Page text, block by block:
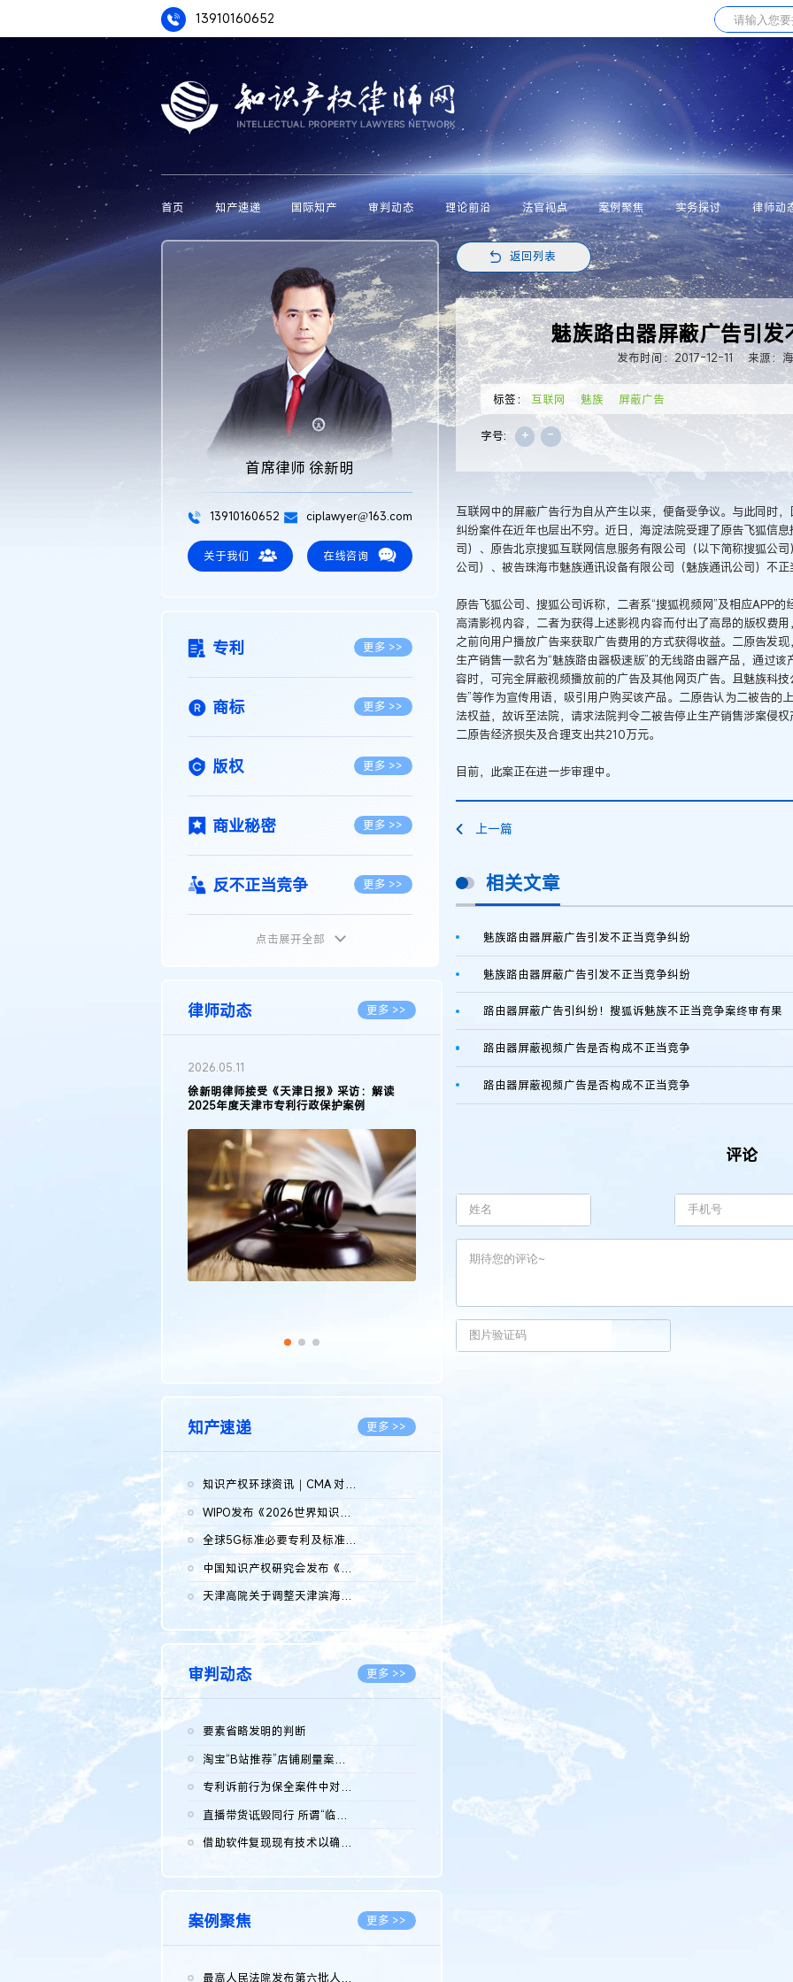
13910160652
首页 知产速递 国际知产 审判动态 理论前沿 法官视点 案例聚焦 实务探讨 律师动
首席律师 徐新明
13910160652 ciplawyer@163.com
关于我们 在线咨询
专利 更多 >>
商标 更多 >>
版权 更多 >>
商业秘密 更多 >>
反不正当竞争 更多 >>
植物新品种
地理标志 更多 >>
集成电路布图设计
传统文化 更多 >>
点击展开全部
律师动态 更多 >>
2026.05.11
徐新明律师接受《天津日报》采访：解读
2025年度天津市专利行政保护案例
2026.03.09
著名知识产权律师徐新明接受《中国经营
报》采访：技术革新下知识产权保护面临新
2026.02.10
技有限公司技术
知产速递 更多 >>
知识产权环球资讯｜CMA 对微软发起调查；批量搬运二手平台数据构...
WIPO发布《2026世界知识产权报告》 含报告全文
全球5G标准必要专利及标准提案研究报告（2026年）全文发布
中国知识产权研究会发布《2025年度中国企业海外知识产权纠纷调查...
2026.08.07
天津高院关于调整天津滨海高新技术产业开发区华苑科技园一审普通...
2026.08.07
审判动态 更多 >>
要素省略发明的判断
淘宝“B站推荐”店铺刷量案维持原判，两被告连带赔偿150万元
专利诉前行为保全案件中对仿制药申请人曾作出三类声明的考量及违...
直播带货诋毁同行 所谓“临场发挥”不免责
借助软件复现现有技术以确认相关参数特征是否被公开
案例聚焦 更多 >>
最高人民法院发布第六批人民法院种业知识产权司法保护典型案例 含...
返回列表
魅族路由器屏蔽广告引
发布时间：2017-12-11 来源：
标签： 互联网 魅族 屏蔽广告
字号: + -
互联网中的屏蔽广告行为自从产生以来，便备受争议。与此同时
纠纷案件在近年也层出不穷。近日，海淀法院受理了原告飞狐信
司）、原告北京搜狐互联网信息服务有限公司（以下简称搜狐公
公司）、被告珠海市魅族通讯设备有限公司（魅族通讯公司）不
原告飞狐公司、搜狐公司诉称，二者系“搜狐视频网”及相应APP
高清影视内容，二者为获得上述影视内容而付出了高昂的版权费
之前向用户播放广告来获取广告费用的方式获得收益。二原告发
生产销售一款名为“魅族路由器极速版”的无线路由器产品，通过
容时，可完全屏蔽视频播放前的广告及其他网页广告。且魅族科
告”等作为宣传用语，吸引用户购买该产品。二原告认为二被告的
法权益，故诉至法院，请求法院判令二被告停止生产销售涉案侵
二原告经济损失及合理支出共210万元。
目前，此案正在进一步审理中。
上一篇
相关文章
魅族路由器屏蔽广告引发不正当竞争纠纷
魅族路由器屏蔽广告引发不正当竞争纠纷
路由器屏蔽广告引纠纷！搜狐诉魅族不正当竞争案终审有果
路由器屏蔽视频广告是否构成不正当竞争
路由器屏蔽视频广告是否构成不正当竞争
评论